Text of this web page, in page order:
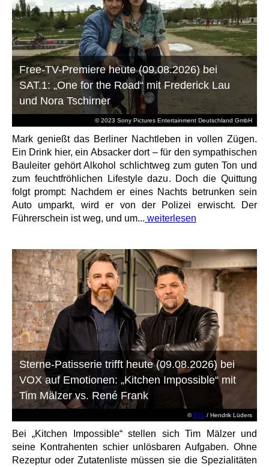
© 2023 Sony Pictures Entertainment Deutschland GmbH
Free-TV-Premiere heute (09.08.2026) bei
SAT.1: „One for the Road“ mit Frederick Lau
und Nora Tschirner
Mark genießt das Berliner Nachtleben in vollen Zügen.
Ein Drink hier, ein Absacker dort – für den sympathischen
Bauleiter gehört Alkohol schlichtweg zum guten Ton und
zum feuchtfröhlichen Lifestyle dazu. Doch die Quittung
folgt prompt: Nachdem er eines Nachts betrunken sein
Auto umparkt, wird er von der Polizei erwischt. Der
Führerschein ist weg, und um... weiterlesen
©RTL / Hendrik Lüders
Sterne-Patisserie trifft heute (09.08.2026) bei
VOX auf Emotionen: „Kitchen Impossible“ mit
Tim Mälzer vs. René Frank
Bei „Kitchen Impossible“ stellen sich Tim Mälzer und
seine Kontrahenten schier unlösbaren Aufgaben. Ohne
Rezeptur oder Zutatenliste müssen sie die Spezialitäten